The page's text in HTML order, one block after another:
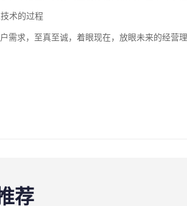
术的过程
需求，至真至诚，着眼现在，放眼未来的经营
荐